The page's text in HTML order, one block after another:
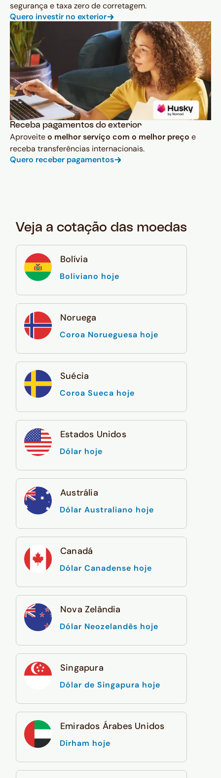
segurança e taxa zero de corretagem.
Quero investir no exterior
Receba pagamentos do exterior
Aproveiteo melhor serviço com o melhor preço e
receba transferências internacionais.
Quero receber pagamentos
Veja a cotação das moedas
Bolívia
Boliviano hoje
Noruega
Coroa Norueguesa hoje
Suécia
Coroa Sueca hoje
Estados Unidos
Dólar hoje
Austrália
Dólar Australiano hoje
Canadá
Dólar Canadense hoje
Nova Zelândia
Dólar Neozelandês hoje
Singapura
Dólar de Singapura hoje
Emirados Árabes Unidos
Dirham hoje